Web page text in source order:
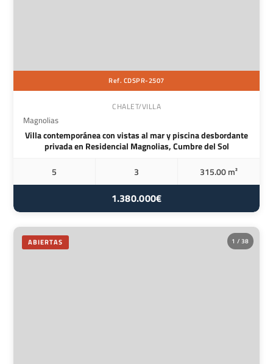
Ref. CDSPR-2507
CHALET/VILLA
Magnolias
Villa contemporánea con vistas al mar y piscina desbordante
privada en Residencial Magnolias, Cumbre del Sol
5
3 315.00 m²
1.380.000€
1 / 38
ABIERTAS